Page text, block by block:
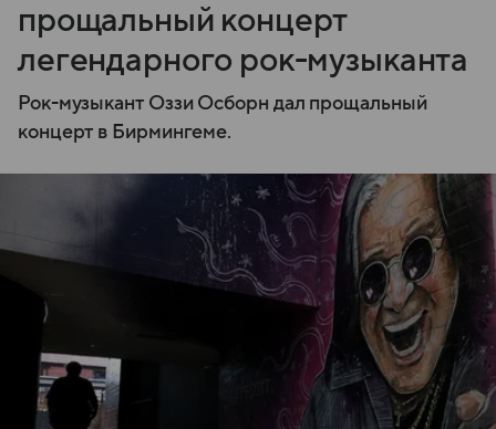
прощальный концерт
легендарного рок-музыканта
Рок-музыкант Оззи Осборн дал прощальный
концерт в Бирмингеме.